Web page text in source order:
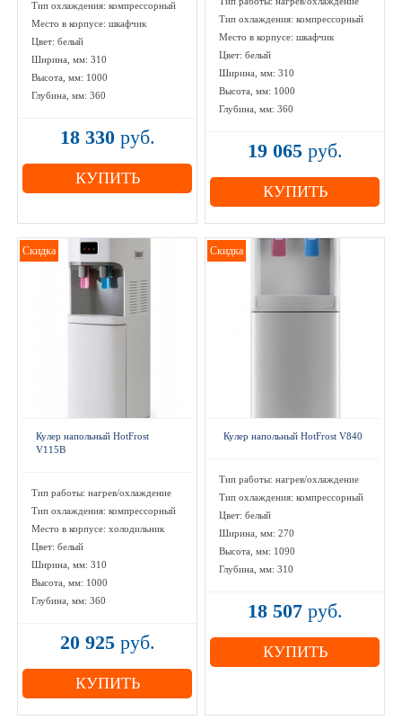
Тип охлаждения: компрессорный
Место в корпусе: шкафчик
Цвет: белый
Ширина, мм: 310
Высота, мм: 1000
Глубина, мм: 360
18 330руб.
КУПИТЬ
Тип охлаждения: компрессорный
Место в корпусе: шкафчик
Цвет: белый
Ширина, мм: 310
Высота, мм: 1000
Глубина, мм: 360
19 065руб.
КУПИТЬ
Скидка
Кулер напольный HotFrost
V115B
Тип работы: нагрев/охлаждение
Тип охлаждения: компрессорный
Место в корпусе: холодильник
Цвет: белый
Ширина, мм: 310
Высота, мм: 1000
Глубина, мм: 360
20 925руб.
КУПИТЬ
Скидка
Кулер напольный HotFrost V840
Тип работы: нагрев/охлаждение
Тип охлаждения: компрессорный
Цвет: белый
Ширина, мм: 270
Высота, мм: 1090
Глубина, мм: 310
18 507руб.
КУПИТЬ